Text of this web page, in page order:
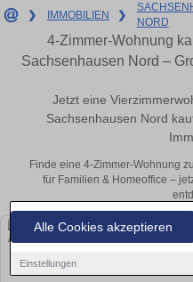
Alle Cookies akzeptieren
Einstellungen
❯ IMMOBILIEN ❯
NORD
4-Zimmer-Wohnung
Sachsenhausen Nord –
Jetzt eine
Sachsenhausen Nord
Finde eine 4-Zimmer-Wohnung
für Familien & Homeoffice –